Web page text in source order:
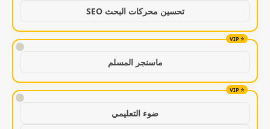
تحسين محركات البحث SEO
!
ماسنجر المسلم
!
ضوء التعليمي